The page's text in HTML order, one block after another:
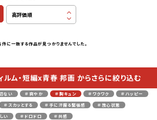
件に一致する作品が見つかりませんでした。
ルム・短編x青春 邦画 からさらに絞り込む
ない ＃爽やか ＃胸キュン ＃ワクワク
＃ハッピー
＃スカッとする ＃手に汗握る緊張感
＃放心状態
い ＃ドロドロ ＃共感